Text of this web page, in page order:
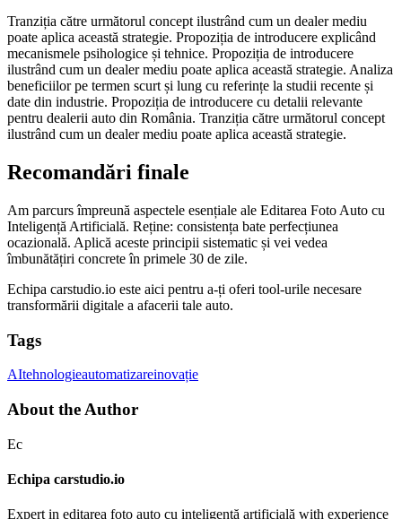
Tranziția către următorul concept ilustrând cum un dealer mediu
poate aplica această strategie. Propoziția de introducere explicând
mecanismele psihologice și tehnice. Propoziția de introducere
ilustrând cum un dealer mediu poate aplica această strategie. Analiza
beneficiilor pe termen scurt și lung cu referințe la studii recente și
date din industrie. Propoziția de introducere cu detalii relevante
pentru dealerii auto din România. Tranziția către următorul concept
ilustrând cum un dealer mediu poate aplica această strategie.
Recomandări finale
Am parcurs împreună aspectele esențiale ale Editarea Foto Auto cu
Inteligență Artificială. Reține: consistența bate perfecțiunea
ocazională. Aplică aceste principii sistematic și vei vedea
îmbunătățiri concrete în primele 30 de zile.
Echipa carstudio.io este aici pentru a-ți oferi tool-urile necesare
transformării digitale a afacerii tale auto.
Tags
AItehnologieautomatizareinovație
About the Author
Ec
Echipa carstudio.io
Expert in editarea foto auto cu inteligență artificială with experience